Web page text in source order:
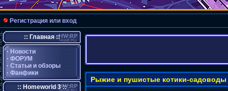
Регистрация или вход
:: Главная ::
· Новости
· ФОРУМ
· Статьи и обзоры
· Фанфики
:: Homeworld 3 ::
Рыжие и пушистые котики-садоводы